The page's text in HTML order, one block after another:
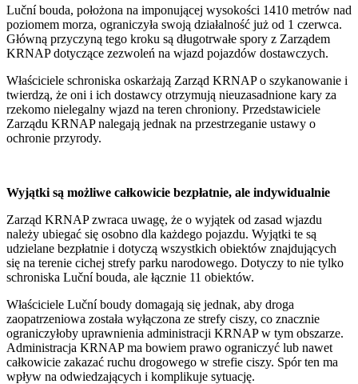
Luční bouda, położona na imponującej wysokości 1410 metrów nad
poziomem morza, ograniczyła swoją działalność już od 1 czerwca.
Główną przyczyną tego kroku są długotrwałe spory z Zarządem
KRNAP dotyczące zezwoleń na wjazd pojazdów dostawczych.
Właściciele schroniska oskarżają Zarząd KRNAP o szykanowanie i
twierdzą, że oni i ich dostawcy otrzymują nieuzasadnione kary za
rzekomo nielegalny wjazd na teren chroniony. Przedstawiciele
Zarządu KRNAP nalegają jednak na przestrzeganie ustawy o
ochronie przyrody.
Wyjątki są możliwe całkowicie bezpłatnie, ale indywidualnie
Zarząd KRNAP zwraca uwagę, że o wyjątek od zasad wjazdu
należy ubiegać się osobno dla każdego pojazdu. Wyjątki te są
udzielane bezpłatnie i dotyczą wszystkich obiektów znajdujących
się na terenie cichej strefy parku narodowego. Dotyczy to nie tylko
schroniska Luční bouda, ale łącznie 11 obiektów.
Właściciele Luční boudy domagają się jednak, aby droga
zaopatrzeniowa została wyłączona ze strefy ciszy, co znacznie
ograniczyłoby uprawnienia administracji KRNAP w tym obszarze.
Administracja KRNAP ma bowiem prawo ograniczyć lub nawet
całkowicie zakazać ruchu drogowego w strefie ciszy. Spór ten ma
wpływ na odwiedzających i komplikuje sytuację.